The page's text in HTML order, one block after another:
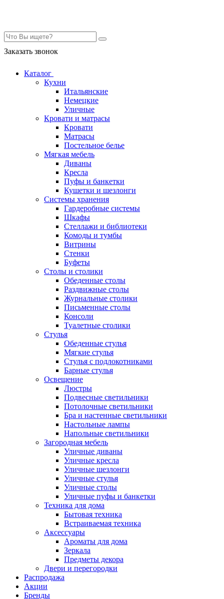
Заказать звонок
Каталог
Кухни
Итальянские
Немецкие
Уличные
Кровати и матрасы
Кровати
Матрасы
Постельное белье
Мягкая мебель
Диваны
Кресла
Пуфы и банкетки
Кушетки и шезлонги
Системы хранения
Гардеробные системы
Шкафы
Стеллажи и библиотеки
Комоды и тумбы
Витрины
Стенки
Буфеты
Столы и столики
Обеденные столы
Раздвижные столы
Журнальные столики
Письменные столы
Консоли
Туалетные столики
Стулья
Обеденные стулья
Мягкие стулья
Стулья с подлокотниками
Барные стулья
Освещение
Люстры
Подвесные светильники
Потолочные светильники
Бра и настенные светильники
Настольные лампы
Напольные светильники
Загородная мебель
Уличные диваны
Уличные кресла
Уличные шезлонги
Уличные стулья
Уличные столы
Уличные пуфы и банкетки
Техника для дома
Бытовая техника
Встраиваемая техника
Аксессуары
Ароматы для дома
Зеркала
Предметы декора
Двери и перегородки
Распродажа
Акции
Бренды